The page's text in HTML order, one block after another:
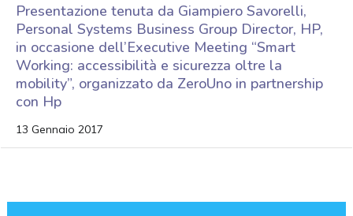
Presentazione tenuta da Giampiero Savorelli,
Personal Systems Business Group Director, HP,
in occasione dell’Executive Meeting “Smart
Working: accessibilità e sicurezza oltre la
mobility”, organizzato da ZeroUno in partnership
con Hp
13 Gennaio 2017